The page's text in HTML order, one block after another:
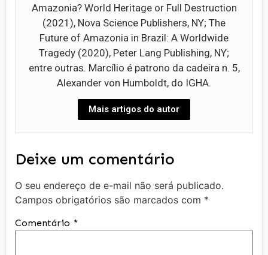
Amazonia? World Heritage or Full Destruction
(2021), Nova Science Publishers, NY; The
Future of Amazonia in Brazil: A Worldwide
Tragedy (2020), Peter Lang Publishing, NY;
entre outras. Marcílio é patrono da cadeira n. 5,
Alexander von Humboldt, do IGHA.
Mais artigos do autor
Deixe um comentário
O seu endereço de e-mail não será publicado.
Campos obrigatórios são marcados com *
Comentário *